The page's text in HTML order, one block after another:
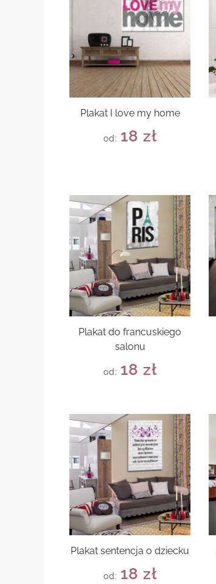
Plakat I love my home
od: 18 zł
Plakat do francuskiego
salonu
od: 18 zł
Plakat sentencja o dziecku
od: 18 zł